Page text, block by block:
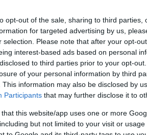
opt-out of the sale, sharing to third
for targeted advertising by us,
selection. Please note that after your opt-
interest-based ads based on personal
to third parties prior to your opt-
of your personal information by third
This information may also be disclosed by
Participants that may further disclose it to
that this website/app uses one or more
but not limited to your visit or
enRacing Green y el techo negro
Además, los gráficos retro y el
Los retrovisores plateados y la franja
pasa desapercibido. Este coche no
refleja la esencia de la competición.